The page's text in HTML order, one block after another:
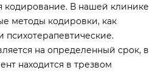
кодирование. В нашей клинике
методы кодировки, как
психотерапевтические.
на определенный срок, в
находится в трезвом